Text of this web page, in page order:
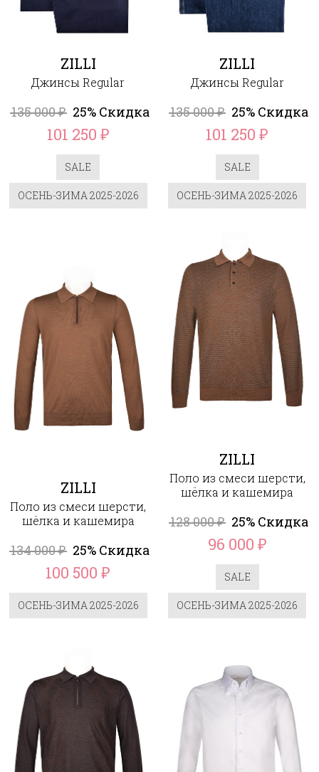
ZILLI
Джинсы Regular
135 000₽ 25% Скидка
101 250 ₽
SALE
ОСЕНЬ-ЗИМА 2025-2026
ZILLI
Джинсы Regular
135 000₽ 25% Скидка
101 250₽
SALE
ОСЕНЬ-ЗИМА 2025-2026
ZILLI
Поло из смеси шерсти,
шёлка и кашемира
134 000₽ 25% Скидка
100 500₽
ОСЕНЬ-ЗИМА 2025-2026
ZILLI
Поло из смеси шерсти,
шёлка и кашемира
128 000₽ 25% Скидка
96 000 ₽
SALE
ОСЕНЬ-ЗИМА 2025-2026